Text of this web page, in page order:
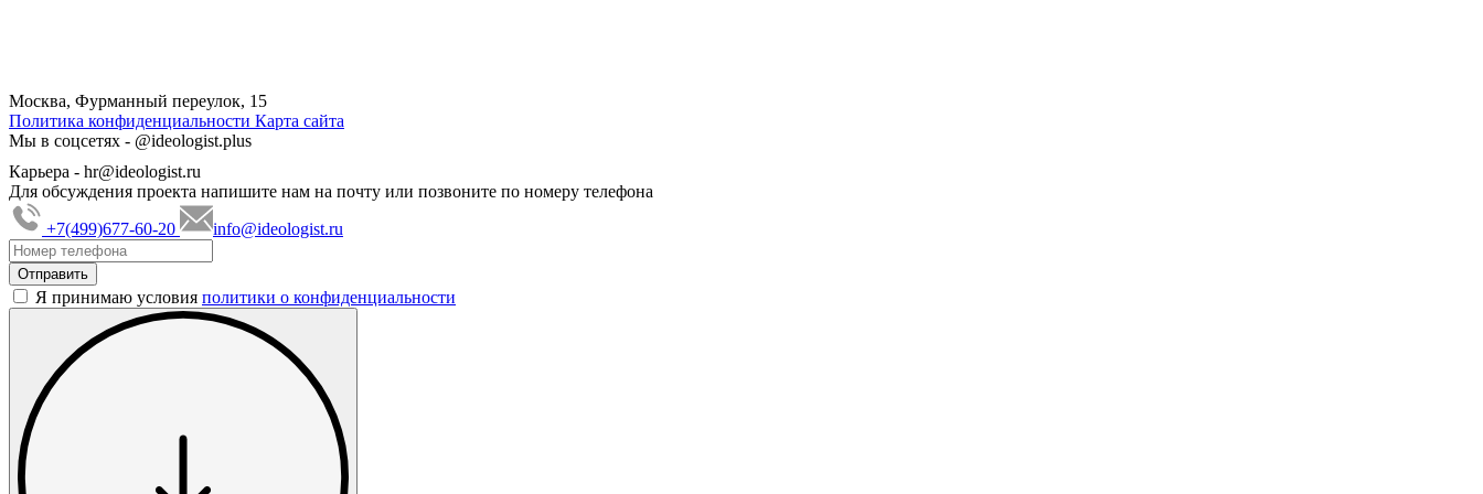
Москва, Фурманный переулок, 15
Политика конфиденциальности Карта сайта
Мы в соцсетях - @ideologist.plus
Карьера - hr@ideologist.ru
Для обсуждения проекта напишите нам на почту или позвоните по номеру телефона
+7(499)677-60-20
info@ideologist.ru
Я принимаю условия политики о конфиденциальности